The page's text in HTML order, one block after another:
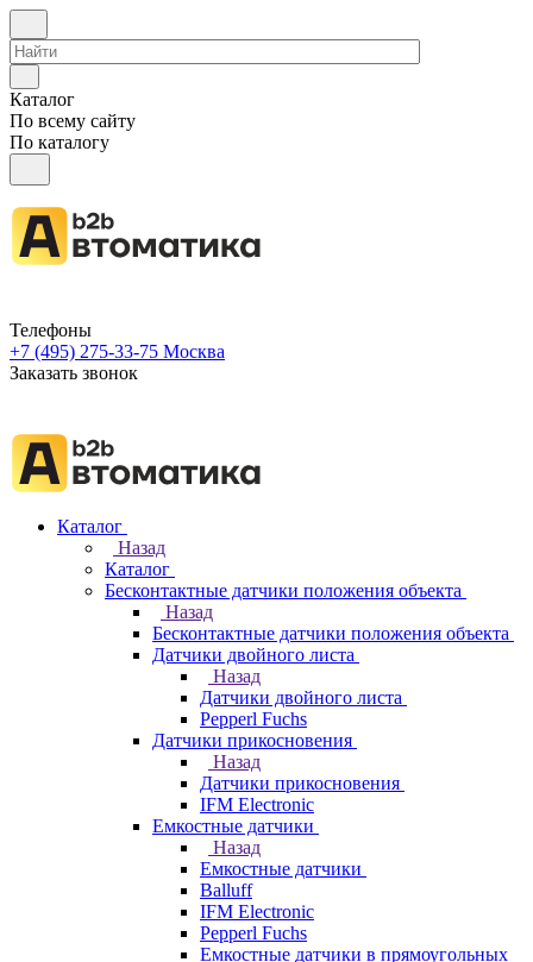
Каталог
По всему сайту
По каталогу
Телефоны
+7 (495) 275-33-75 Москва
Заказать звонок
Каталог
Назад
Каталог
Бесконтактные датчики положения объекта
Назад
Бесконтактные датчики положения объекта
Датчики двойного листа
Назад
Датчики двойного листа
Pepperl Fuchs
Датчики прикосновения
Назад
Датчики прикосновения
IFM Electronic
Емкостные датчики
Назад
Емкостные датчики
Balluff
IFM Electronic
Pepperl Fuchs
Емкостные датчики в прямоугольных